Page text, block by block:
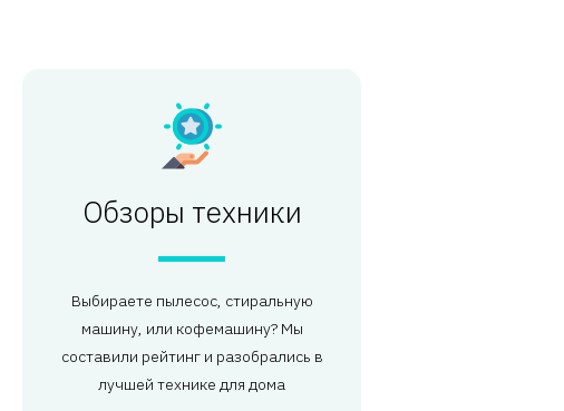
Обзоры техники
Выбираете пылесос, стиральную
машину, или кофемашину? Мы
составили рейтинг и разобрались в
лучшей технике для дома